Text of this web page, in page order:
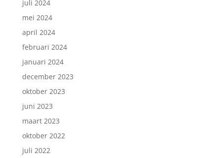
juli 2024
mei 2024
april 2024
februari 2024
januari 2024
december 2023
oktober 2023
juni 2023
maart 2023
oktober 2022
juli 2022